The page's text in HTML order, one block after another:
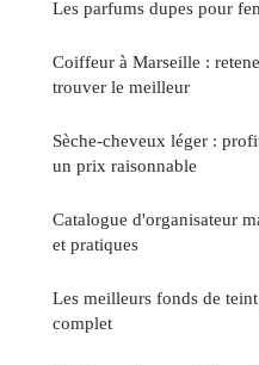
Les parfums dupes pour
Coiffeur à Marseille :
trouver le meilleur
Sèche-cheveux léger :
un prix raisonnable
Catalogue d'organisateur
et pratiques
Les meilleurs fonds de
complet